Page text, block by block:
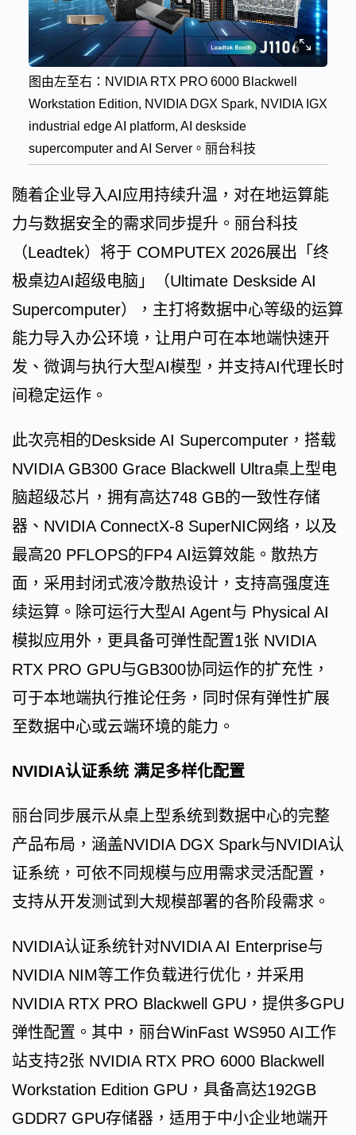
图由左至右：NVIDIA RTX PRO 6000 Blackwell
Workstation Edition, NVIDIA DGX Spark, NVIDIA IGX
industrial edge AI platform, AI deskside
supercomputer and AI Server。丽台科技
随着企业导入AI应用持续升温，对在地运算能
力与数据安全的需求同步提升。丽台科技
（Leadtek）将于 COMPUTEX 2026展出「终
极桌边AI超级电脑」（Ultimate Deskside AI
Supercomputer），主打将数据中心等级的运算
能力导入办公环境，让用户可在本地端快速开
发、微调与执行大型AI模型，并支持AI代理长时
间稳定运作。
此次亮相的Deskside AI Supercomputer，搭载
NVIDIA GB300 Grace Blackwell Ultra桌上型电
脑超级芯片，拥有高达748 GB的一致性存储
器、NVIDIA ConnectX-8 SuperNIC网络，以及
最高20 PFLOPS的FP4 AI运算效能。散热方
面，采用封闭式液冷散热设计，支持高强度连
续运算。除可运行大型AI Agent与 Physical AI
模拟应用外，更具备可弹性配置1张 NVIDIA
RTX PRO GPU与GB300协同运作的扩充性，
可于本地端执行推论任务，同时保有弹性扩展
至数据中心或云端环境的能力。
NVIDIA认证系统 满足多样化配置
丽台同步展示从桌上型系统到数据中心的完整
产品布局，涵盖NVIDIA DGX Spark与NVIDIA认
证系统，可依不同规模与应用需求灵活配置，
支持从开发测试到大规模部署的各阶段需求。
NVIDIA认证系统针对NVIDIA AI Enterprise与
NVIDIA NIM等工作负载进行优化，并采用
NVIDIA RTX PRO Blackwell GPU，提供多GPU
弹性配置。其中，丽台WinFast WS950 AI工作
站支持2张 NVIDIA RTX PRO 6000 Blackwell
Workstation Edition GPU，具备高达192GB
GDDR7 GPU存储器，适用于中小企业地端开